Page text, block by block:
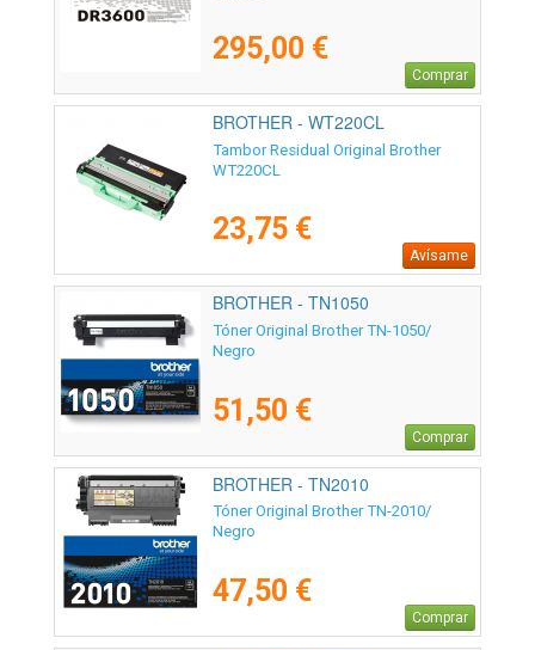
295,00 €
Comprar
BROTHER - WT220CL
Tambor Residual Original Brother
WT220CL
23,75 €
Avísame
BROTHER - TN1050
Tóner Original Brother TN-1050/
Negro
51,50 €
Comprar
BROTHER - TN2010
Tóner Original Brother TN-2010/
Negro
47,50 €
Comprar